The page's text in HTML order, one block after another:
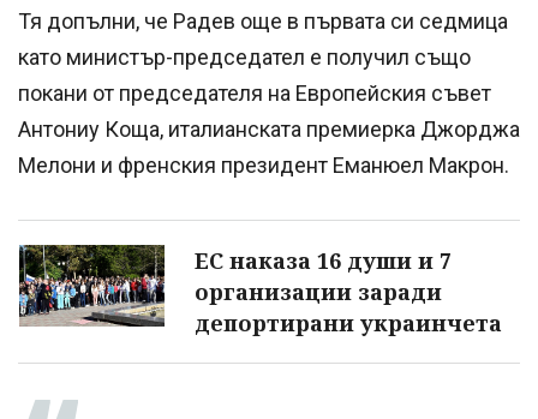
Тя допълни, че Радев още в първата си седмица
като министър-председател е получил също
покани от председателя на Европейския съвет
Антониу Коща, италианската премиерка Джорджа
Мелони и френския президент Еманюел Макрон.
ЕС наказа 16 души и 7
организации заради
депортирани украинчета